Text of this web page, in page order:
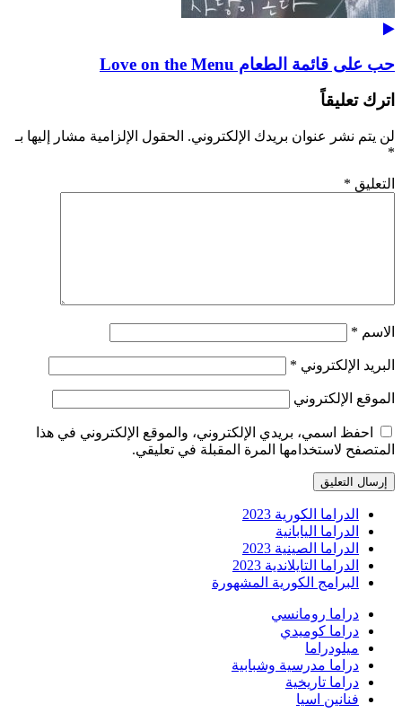
حب على قائمة الطعام Love on the Menu
اترك تعليقاً
لن يتم نشر عنوان بريدك الإلكتروني. الحقول الإلزامية مشار إليها بـ
*
التعليق *
الاسم *
البريد الإلكتروني *
الموقع الإلكتروني
احفظ اسمي، بريدي الإلكتروني، والموقع الإلكتروني في هذا
المتصفح لاستخدامها المرة المقبلة في تعليقي.
الدراما الكورية 2023
الدراما اليابانية
الدراما الصينية 2023
الدراما التايلاندية 2023
البرامج الكورية المشهورة
دراما رومانسي
دراما كوميدي
ميلودراما
دراما مدرسية وشبابية
دراما تاريخية
فنانين اسيا